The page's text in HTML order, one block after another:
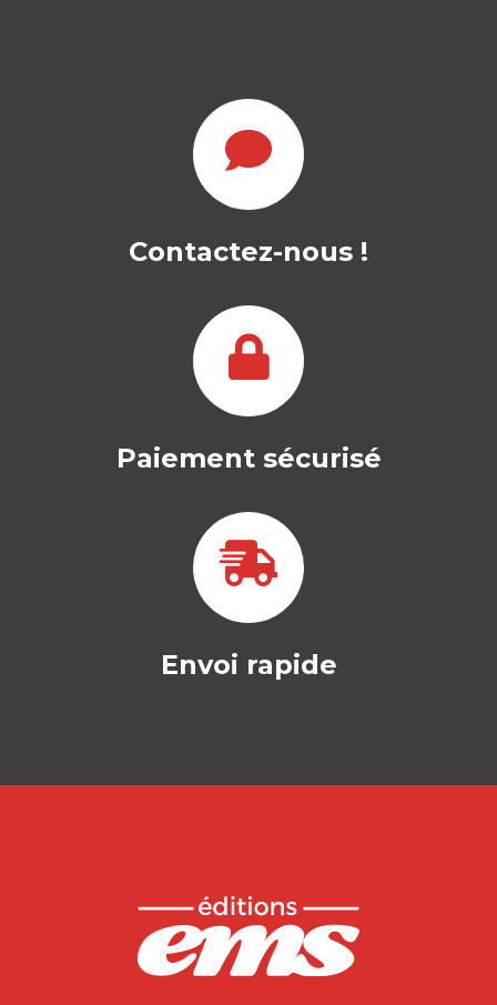
THALASSOPOLITIQ
NARCOTRAFIC
INTERNATIONAL
OUVRAGE DISPONIBLE EN VERSION
ELECTRONIQUE UNIQUEMENT ! Et si
les narco-trafiquants n’avaient-ils pas…
Contactez-nous !
Paiement sécurisé
Envoi rapide